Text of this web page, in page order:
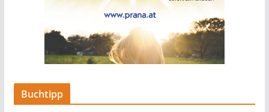
Buchtipp